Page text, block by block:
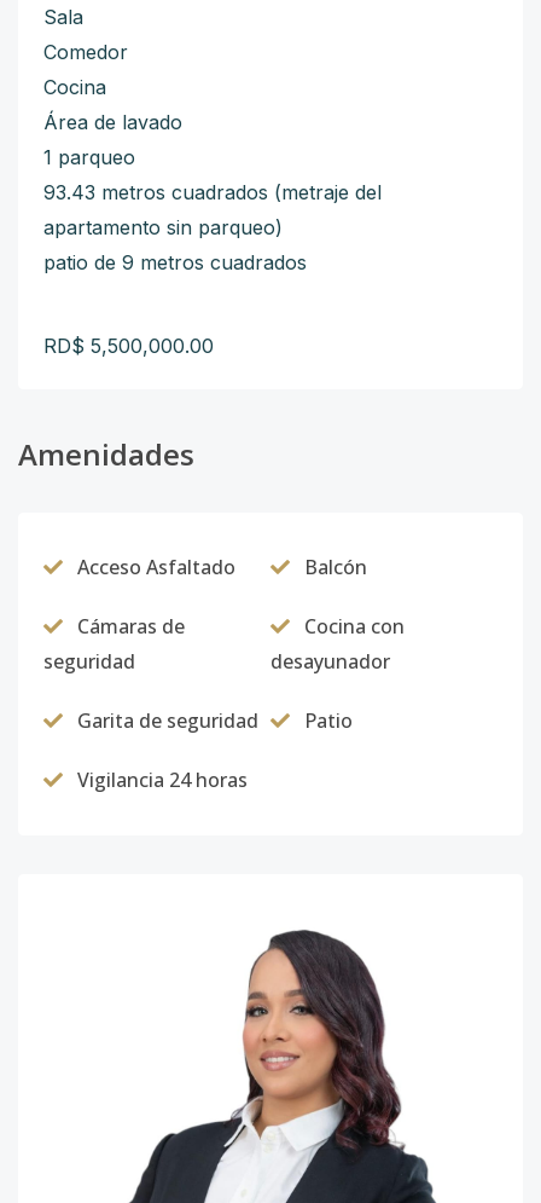
Sala
Comedor
Cocina
Área de lavado
1 parqueo
93.43 metros cuadrados (metraje del
apartamento sin parqueo)
patio de 9 metros cuadrados
RD$ 5,500,000.00
Amenidades
Acceso Asfaltado Balcón
Cámaras de
seguridad
Cocina con
desayunador
Garita de seguridad Patio
Vigilancia 24 horas